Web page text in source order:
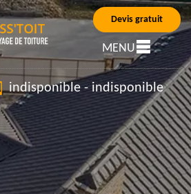
Devis gratuit
MENU
indisponible -indisponible